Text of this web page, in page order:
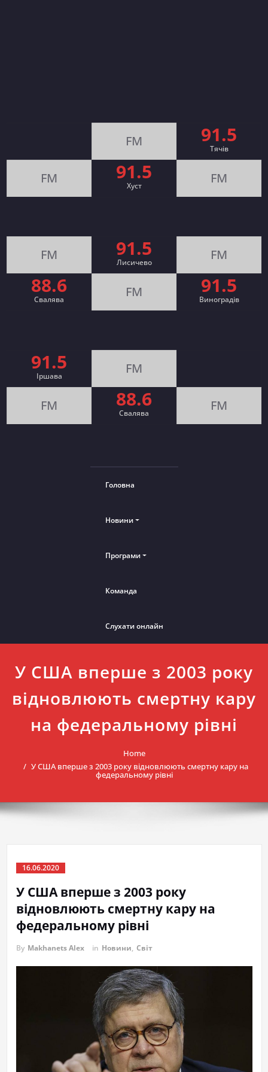
FM 91.5
Тячів
FM 91.5
Хуст FM
FM 91.5
Лисичево FM
88.6
Свалява FM 91.5
Виноградів
91.5
Іршава FM
FM 88.6
Cвалява FM
Головна
Новини
Програми
Команда
Слухати онлайн
У США вперше з 2003 року
відновлюють смертну кару
на федеральному рівні
Home
У США вперше з 2003 року відновлюють смертну кару на
федеральному рівні
16.06.2020
У США вперше з 2003 року
відновлюють смертну кару на
федеральному рівні
By Makhanets Alex in Новини, Світ